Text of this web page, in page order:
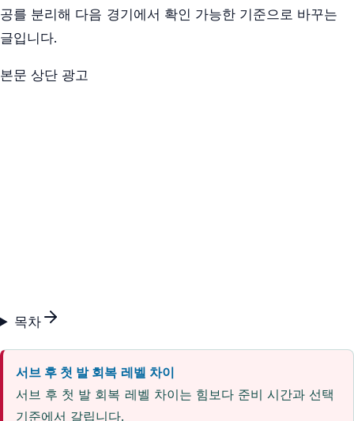
공를 분리해 다음 경기에서 확인 가능한 기준으로 바꾸는
글입니다.
본문 상단 광고
목차
서브 후 첫 발 회복 레벨 차이
서브 후 첫 발 회복 레벨 차이는 힘보다 준비 시간과 선택
기준에서 갈립니다.